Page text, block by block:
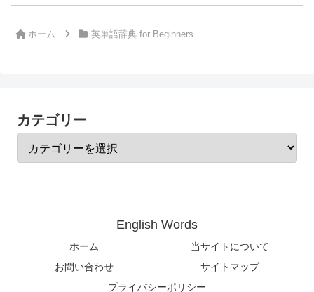
ホーム 英単語辞典 for Beginners
カテゴリー
English Words
ホーム
当サイトについて
お問い合わせ
サイトマップ
プライバシーポリシー